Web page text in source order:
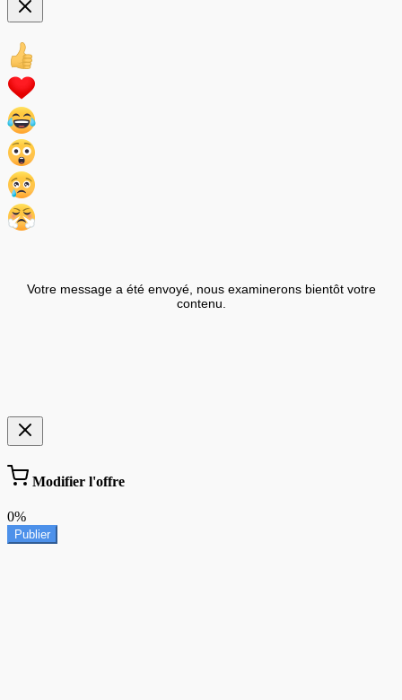
Votre message a été envoyé, nous examinerons bientôt votre
contenu.
Modifier l'offre
0%
Publier